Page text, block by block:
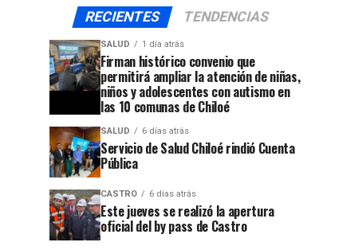
RECIENTES TENDENCIAS
SALUD 1 día atrás
Firman histórico convenio que
permitirá ampliar la atención de niñas,
niños y adolescentes con autismo en
las 10 comunas de Chiloé
SALUD 6 días atrás
Servicio de Salud Chiloé rindió Cuenta
Pública
CASTRO 6 días atrás
Este jueves se realizó la apertura
oficial del by pass de Castro